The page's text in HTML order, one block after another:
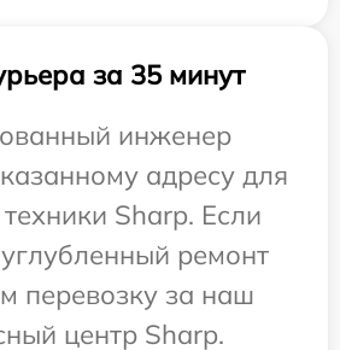
за 35 минут
инженер
адресу для
Sharp. Если
ремонт
перевозку за наш
центр Sharp.